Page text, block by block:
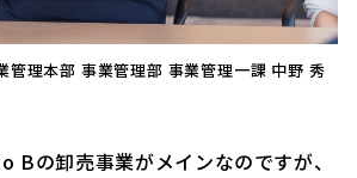
管理本部 事業管理部 事業管理一課 中野 秀
Bの卸売事業がメインなのですが、